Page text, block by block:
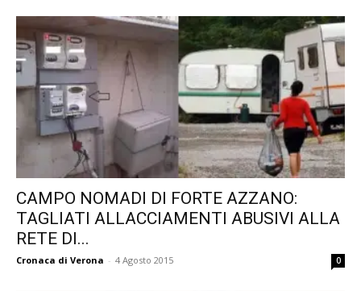
CAMPO NOMADI DI FORTE AZZANO:
TAGLIATI ALLACCIAMENTI ABUSIVI ALLA
RETE DI...
Cronaca di Verona - 4 Agosto 2015 0